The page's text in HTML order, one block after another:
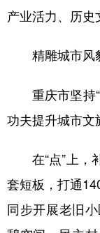
产业活力、历史
精雕城市风
重庆市坚持“
功夫提升城市文
在“点”上，
套短板，打通
同步开展老旧